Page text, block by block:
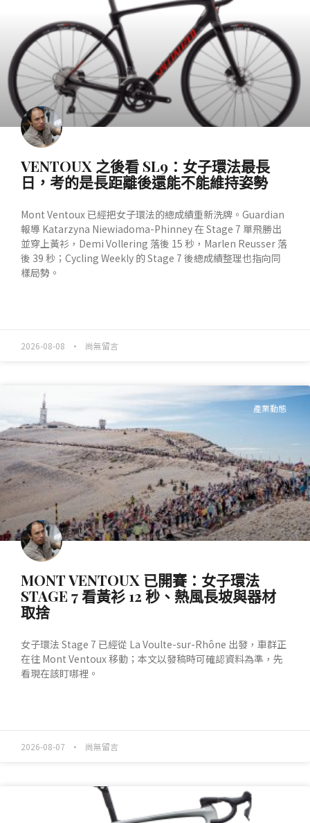
VENTOUX 之後看 SL9：女子環法最長
日，考的是長距離後還能不能維持姿勢
Mont Ventoux 已經把女子環法的總成績重新洗牌。Guardian
報導 Katarzyna Niewiadoma-Phinney 在 Stage 7 單飛勝出
並穿上黃衫，Demi Vollering 落後 15 秒，Marlen Reusser 落
後 39 秒；Cycling Weekly 的 Stage 7 後總成績整理也指向同
樣局勢。
2026-08-08 尚無留言
產業動態
MONT VENTOUX 已開賽：女子環法
STAGE 7 看黃衫 12 秒、熱風長坡與器材
取捨
女子環法 Stage 7 已經從 La Voulte-sur-Rhône 出發，車群正
在往 Mont Ventoux 移動；本文以發稿時可確認資料為準，先
看現在該盯哪裡。
2026-08-07 尚無留言